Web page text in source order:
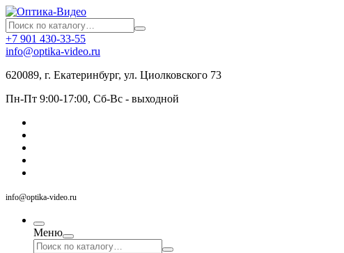
+7 901 430-33-55
info@optika-video.ru
620089, г. Екатеринбург, ул. Циолковского 73
Пн-Пт 9:00-17:00, Сб-Вс - выходной
info@optika-video.ru
Меню